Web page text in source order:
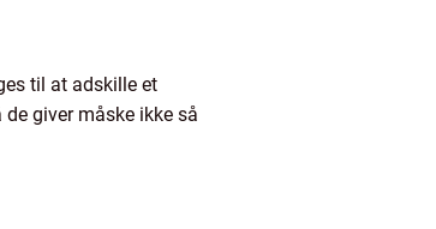
til at adskille et
giver måske ikke så